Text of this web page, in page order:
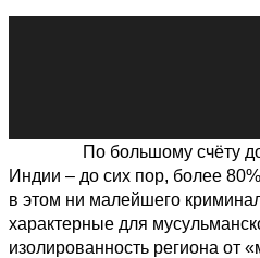
По большому счёту до XIII -
Индии – до сих пор, более
в этом ни малейшего
характерные для
изолированность региона от